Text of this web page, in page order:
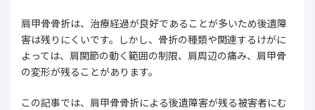
肩甲骨骨折は、治療経過が良好であることが多いため後遺障
害は残りにくいです。しかし、骨折の種類や関連するけがに
よっては、肩関節の動く範囲の制限、肩周辺の痛み、肩甲骨
の変形が残ることがあります。
この記事では、肩甲骨骨折による後遺障害が残る被害者にむ